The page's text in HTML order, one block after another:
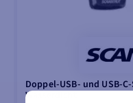
Doppel-USB- und USB-
Wasserdicht